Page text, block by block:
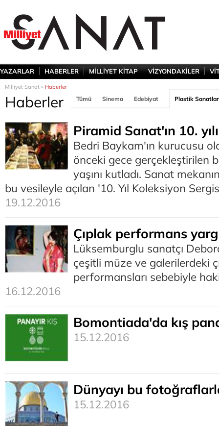
YAZARLAR HABERLER MİLLİYET KİTAP VİZYONDAKİLER
Milliyet Sanat » Haberler
Haberler Tümü Sinema Edebiyat Plastik Sanatlar
Piramid Sanat'ın 10.
Bedri Baykam'ın kurucusu
önceki gece gerçekleştirilen
yaşını kutladı. Sanat
bu vesileyle açılan '10. Yıl Koleksiyon
19.12.2016
Çıplak performans
Lüksemburglu sanatçı
çeşitli müze ve galerilerdeki
performansları sebebiyle
16.12.2016
Bomontiada'da kış
15.12.2016
Dünyayı bu
15.12.2016